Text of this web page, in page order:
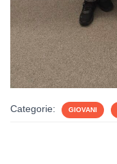
Categorie: GIOVANI